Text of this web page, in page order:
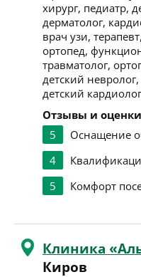
хирург, педиатр,
дерматолог,
врач узи,
ортопед,
травматолог,
детский
детский
Отзывы и
5
Оснащение
4
5
Комфорт
Клиника
Киров